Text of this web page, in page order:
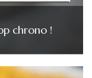
chrono !